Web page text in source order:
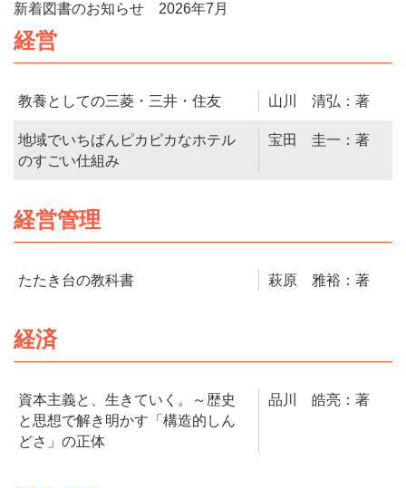
新着図書のお知らせ 2026年7月
経営
教養としての三菱・三井・住友 山川 清弘：著
地域でいちばんピカピカなホテル
のすごい仕組み
宝田 圭一：著
経営管理
たたき台の教科書 萩原 雅裕：著
経済
資本主義と、生きていく。～歴史
と思想で解き明かす「構造的しん
どさ」の正体
品川 皓亮：著